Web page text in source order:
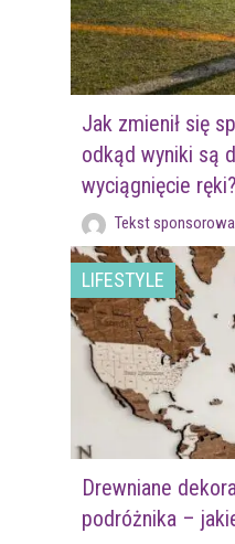
Jak zmienił się
odkąd wyniki są
wyciągnięcie ręki?
Tekst
LIFESTYLE
Drewniane
podróżnika –